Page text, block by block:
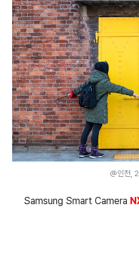
@인천,
Samsung Smart Camera